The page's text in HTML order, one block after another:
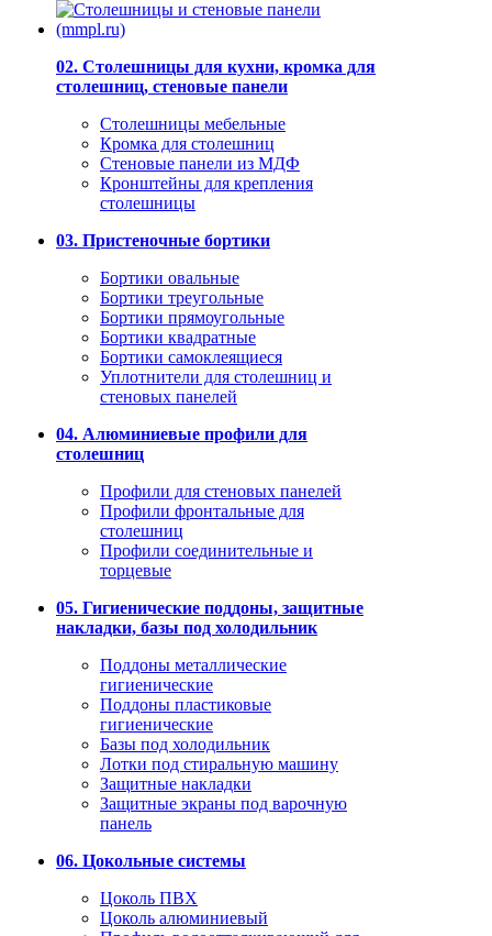
02. Столешницы для кухни, кромка для
столешниц, стеновые панели
Столешницы мебельные
Кромка для столешниц
Стеновые панели из МДФ
Кронштейны для крепления
столешницы
03. Пристеночные бортики
Бортики овальные
Бортики треугольные
Бортики прямоугольные
Бортики квадратные
Бортики самоклеящиеся
Уплотнители для столешниц и
стеновых панелей
04. Алюминиевые профили для
столешниц
Профили для стеновых панелей
Профили фронтальные для
столешниц
Профили соединительные и
торцевые
05. Гигиенические поддоны, защитные
накладки, базы под холодильник
Поддоны металлические
гигиенические
Поддоны пластиковые
гигиенические
Базы под холодильник
Лотки под стиральную машину
Защитные накладки
Защитные экраны под варочную
панель
06. Цокольные системы
Цоколь ПВХ
Цоколь алюминиевый